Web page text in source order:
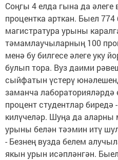
Соңгы 4 елда гына да әлеге
процентка арткан. Быел 774
магистратура урыны
тәмамлаучыларның 100
менә бу билгесе әлеге уку
булып тора. Вуз даими
сыйфатын үстерү
заманча лабораторияләрдә
процент студентлар
килүчеләр. Шуңа да
урыны белән тәэмин итү
- Безнең вузда белем
якын урын исәпләнгән.